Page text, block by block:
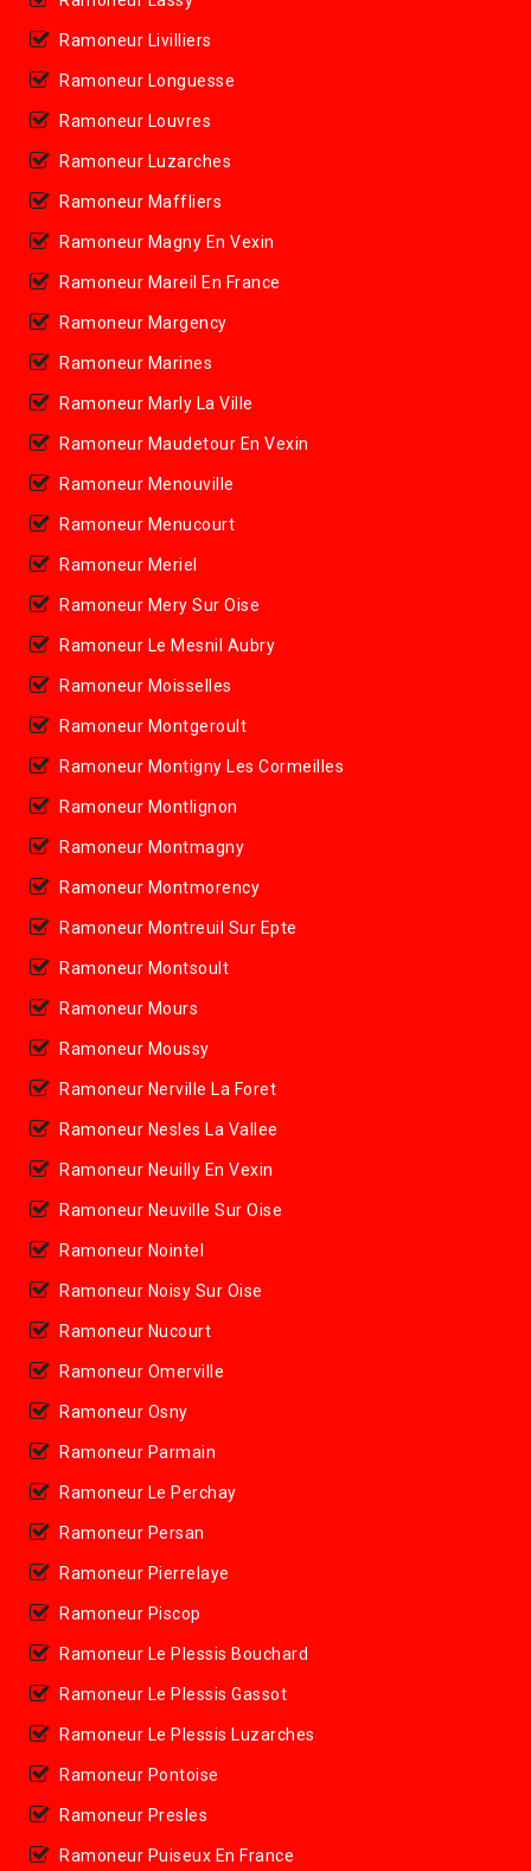
Ramoneur Livilliers
Ramoneur Longuesse
Ramoneur Louvres
Ramoneur Luzarches
Ramoneur Maffliers
Ramoneur Magny En Vexin
Ramoneur Mareil En France
Ramoneur Margency
Ramoneur Marines
Ramoneur Marly La Ville
Ramoneur Maudetour En Vexin
Ramoneur Menouville
Ramoneur Menucourt
Ramoneur Meriel
Ramoneur Mery Sur Oise
Ramoneur Le Mesnil Aubry
Ramoneur Moisselles
Ramoneur Montgeroult
Ramoneur Montigny Les Cormeilles
Ramoneur Montlignon
Ramoneur Montmagny
Ramoneur Montmorency
Ramoneur Montreuil Sur Epte
Ramoneur Montsoult
Ramoneur Mours
Ramoneur Moussy
Ramoneur Nerville La Foret
Ramoneur Nesles La Vallee
Ramoneur Neuilly En Vexin
Ramoneur Neuville Sur Oise
Ramoneur Nointel
Ramoneur Noisy Sur Oise
Ramoneur Nucourt
Ramoneur Omerville
Ramoneur Osny
Ramoneur Parmain
Ramoneur Le Perchay
Ramoneur Persan
Ramoneur Pierrelaye
Ramoneur Piscop
Ramoneur Le Plessis Bouchard
Ramoneur Le Plessis Gassot
Ramoneur Le Plessis Luzarches
Ramoneur Pontoise
Ramoneur Presles
Ramoneur Puiseux En France